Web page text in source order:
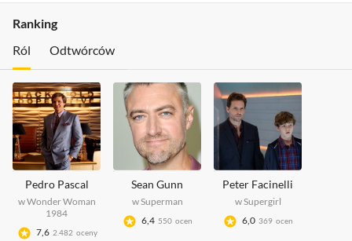
Ranking
Ról
Odtwórców
Pedro Pascal
wWonder Woman
1984
7,6 2.482 oceny
Sean Gunn
wSuperman
6,4 550 ocen
Peter Facinelli
wSupergirl
6,0 369 ocen